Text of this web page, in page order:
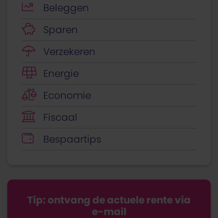
Beleggen
Sparen
Verzekeren
Energie
Economie
Fiscaal
Bespaartips
Tip: ontvang de actuele rente via
e-mail